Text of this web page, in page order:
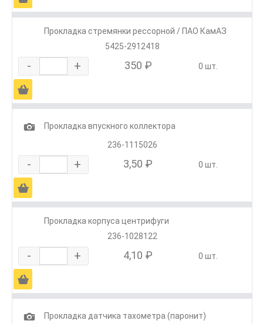
Прокладка стремянки рессорной / ПАО КамАЗ
5425-2912418
- + 350 ₽ 0 шт.
Ä
1
Прокладка впускного коллектора
236-1115026
- + 3,50 ₽ 0 шт.
Ä
Прокладка корпуса центрифуги
236-1028122
- + 4,10 ₽ 0 шт.
Ä
1
Прокладка датчика тахометра (паронит)